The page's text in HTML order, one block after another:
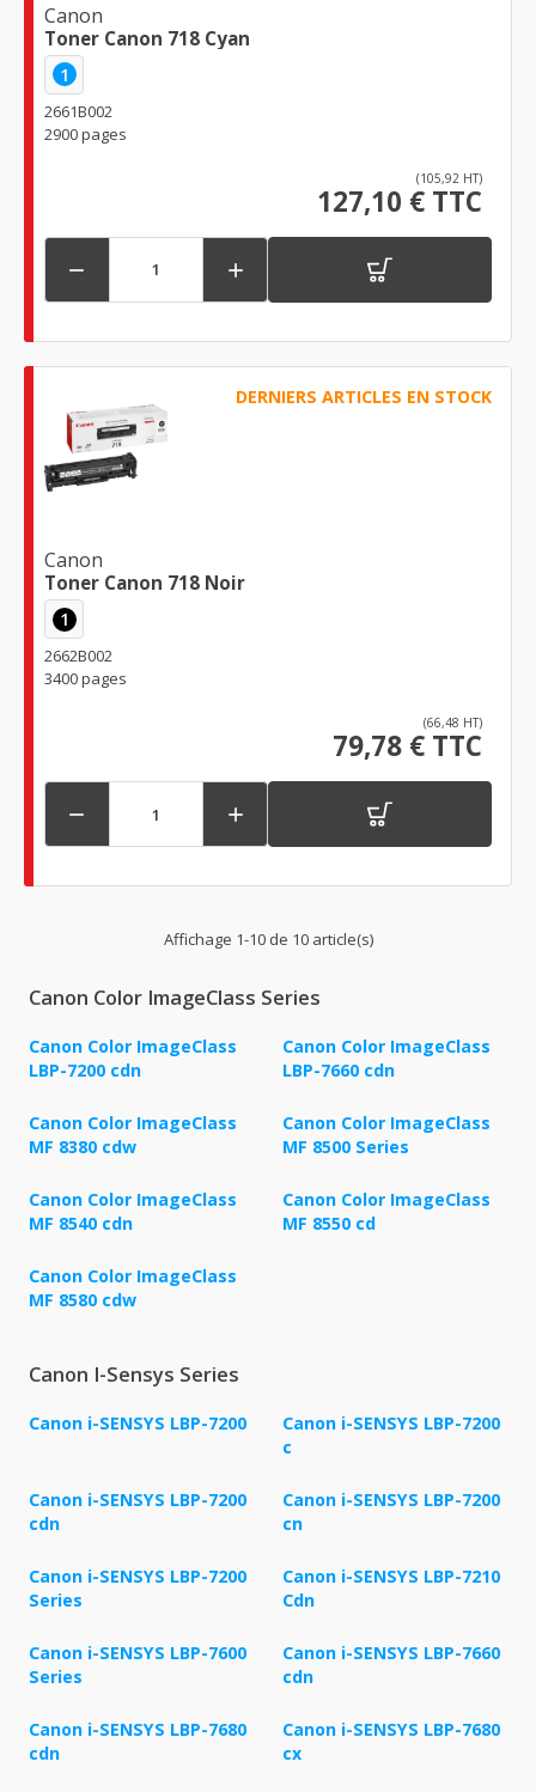
Canon
Toner Canon 718 Cyan
1
2661B002
2900 pages
(105,92 HT)
127,10 € TTC
 
DERNIERS ARTICLES EN STOCK
Canon
Toner Canon 718 Noir
1
2662B002
3400 pages
(66,48 HT)
79,78 € TTC
 
Affichage 1-10 de 10 article(s)
Canon Color ImageClass Series
Canon Color ImageClass
LBP-7200 cdn
Canon Color ImageClass
LBP-7660 cdn
Canon Color ImageClass
MF 8380 cdw
Canon Color ImageClass
MF 8500 Series
Canon Color ImageClass
MF 8540 cdn
Canon Color ImageClass
MF 8550 cd
Canon Color ImageClass
MF 8580 cdw
Canon I-Sensys Series
Canon i-SENSYS LBP-7200
Canon i-SENSYS LBP-7200
c
Canon i-SENSYS LBP-7200
cdn
Canon i-SENSYS LBP-7200
cn
Canon i-SENSYS LBP-7200
Series
Canon i-SENSYS LBP-7210
Cdn
Canon i-SENSYS LBP-7600
Series
Canon i-SENSYS LBP-7660
cdn
Canon i-SENSYS LBP-7680
cdn
Canon i-SENSYS LBP-7680
cx